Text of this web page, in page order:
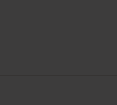
Facebook